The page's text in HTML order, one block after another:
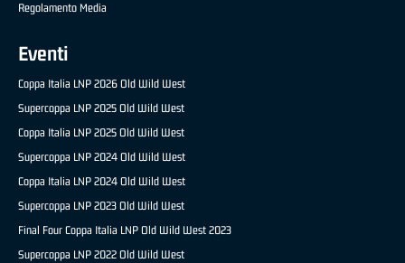
Regolamento Media
Eventi
Coppa Italia LNP 2026 Old Wild West
Supercoppa LNP 2025 Old Wild West
Coppa Italia LNP 2025 Old Wild West
Supercoppa LNP 2024 Old Wild West
Coppa Italia LNP 2024 Old Wild West
Supercoppa LNP 2023 Old Wild West
Final Four Coppa Italia LNP Old Wild West 2023
Supercoppa LNP 2022 Old Wild West